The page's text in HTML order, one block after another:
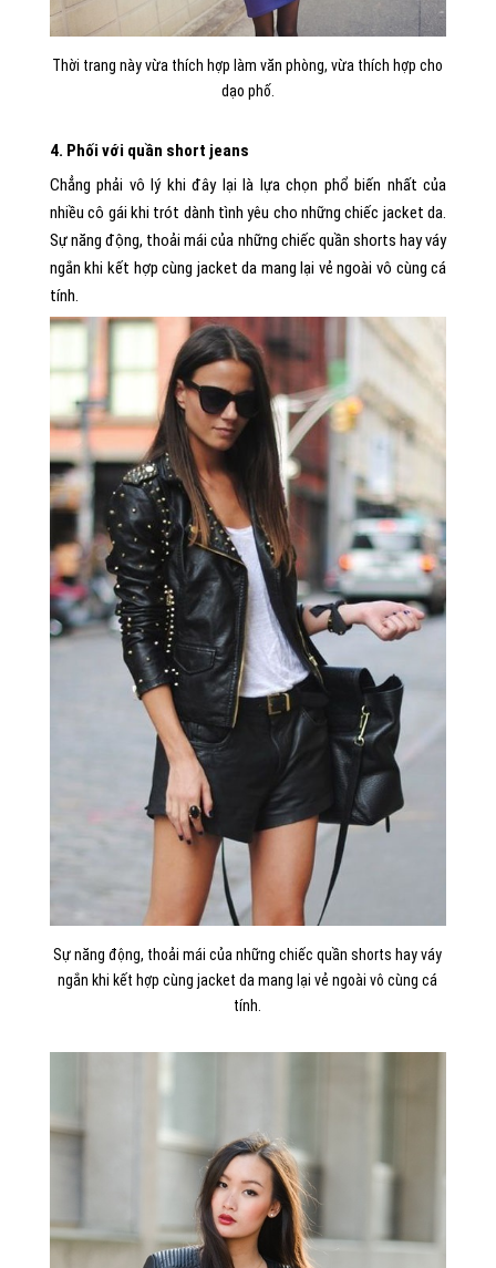
Thời trang này vừa thích hợp làm văn phòng, vừa thích hợp cho
dạo phố.
4. Phối với quần short jeans
Chẳng phải vô lý khi đây lại là lựa chọn phổ biến nhất của
nhiều cô gái khi trót dành tình yêu cho những chiếc jacket da.
Sự năng động, thoải mái của những chiếc quần shorts hay váy
ngắn khi kết hợp cùng jacket da mang lại vẻ ngoài vô cùng cá
tính.
Sự năng động, thoải mái của những chiếc quần shorts hay váy
ngắn khi kết hợp cùng jacket da mang lại vẻ ngoài vô cùng cá
tính.